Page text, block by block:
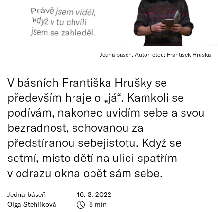
Jedna báseň. Autoři čtou: František Hruška
Jedna báseň
Olga Stehlíková
16. 3. 2022
5 min
V básních Františka Hrušky se
především hraje o „já“. Kamkoli se
podívám, nakonec uvidím sebe a svou
bezradnost, schovanou za
předstíranou sebejistotu. Když se
setmí, místo dětí na ulici spatřím
v odrazu okna opět sám sebe.